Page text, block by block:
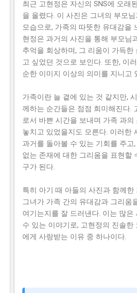
최근 고현정은 자신의 SNS에 오래
을 올렸다. 이 사진은 그녀의 부모
모습으로, 가족의 따뜻한 유대감을
현정은 과거의 사진을 통해 부모님
추억을 회상하며, 그 리움이 가득한
고 싶었던 것으로 보인다. 또한, 이
순한 이미지 이상의 의미를 지니고
가족이란 늘 곁에 있는 것 같지만,
께하는 순간들은 점점 희미해진다.
로서 바쁜 시간을 보내며 가족 과의
놓치고 있었을지도 모른다. 이러한
과거를 돌아볼 수 있는 기회를 주고
없는 존재에 대한 그리움을 표현할
구가 된다.
특히 아기 때 아들의 사진과 함께한
그녀가 가족 간의 유대감과 그리움
여기는지를 잘 드러낸다. 이는 많은
수 있는 이야기로, 고현정의 진솔한
에게 사랑받는 이유 중 하나이다.